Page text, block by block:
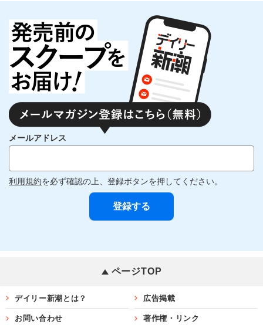
メールアドレス
利用規約を必ず確認の上、登録ボタンを押してください。
ページTOP
デイリー新潮とは？ 広告掲載
お問い合わせ 著作権・リンク